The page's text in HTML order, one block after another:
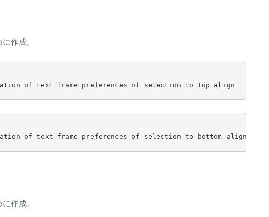
作成。
of text frame preferences of selection to top align
of text frame preferences of selection to bottom align
作成。